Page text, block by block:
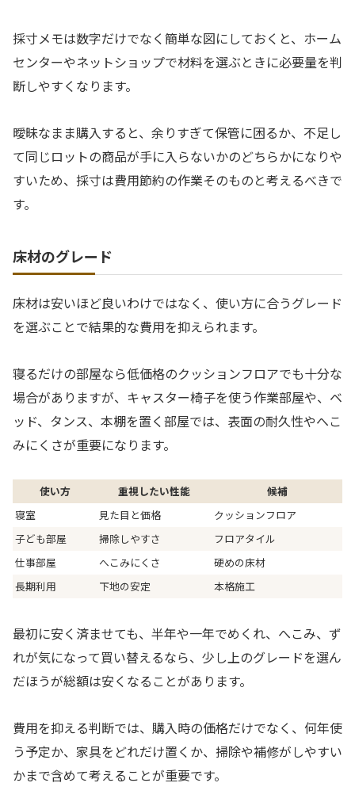
採寸メモは数字だけでなく簡単な図にしておくと、ホーム
センターやネットショップで材料を選ぶときに必要量を判
断しやすくなります。
曖昧なまま購入すると、余りすぎて保管に困るか、不足し
て同じロットの商品が手に入らないかのどちらかになりや
すいため、採寸は費用節約の作業そのものと考えるべきで
す。
床材のグレード
床材は安いほど良いわけではなく、使い方に合うグレード
を選ぶことで結果的な費用を抑えられます。
寝るだけの部屋なら低価格のクッションフロアでも十分な
場合がありますが、キャスター椅子を使う作業部屋や、ベ
ッド、タンス、本棚を置く部屋では、表面の耐久性やへこ
みにくさが重要になります。
使い方 重視したい性能
候補
寝室
見た目と価格
クッションフロア
子ども部屋
掃除しやすさ
フロアタイル
仕事部屋
へこみにくさ
硬めの床材
長期利用
下地の安定 本格施工
最初に安く済ませても、半年や一年でめくれ、へこみ、ず
れが気になって買い替えるなら、少し上のグレードを選ん
だほうが総額は安くなることがあります。
費用を抑える判断では、購入時の価格だけでなく、何年使
う予定か、家具をどれだけ置くか、掃除や補修がしやすい
かまで含めて考えることが重要です。